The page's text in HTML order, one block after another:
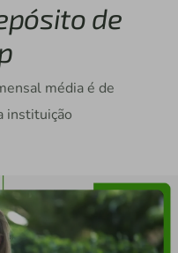
de
média é de
instituição